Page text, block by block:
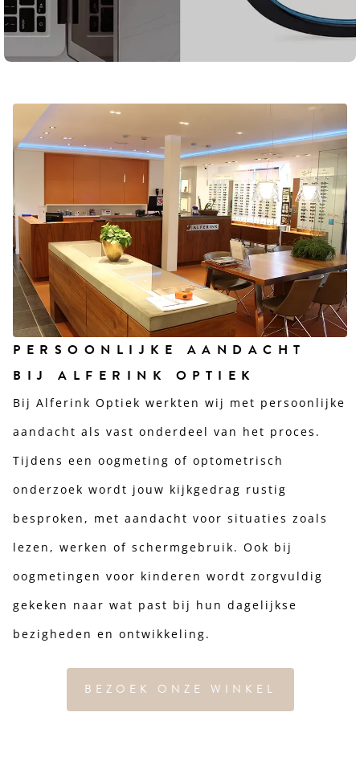
PERSOONLIJKE AANDACHT
BIJ ALFERINK OPTIEK
Bij Alferink Optiek werkten wij met persoonlijke
aandacht als vast onderdeel van het proces.
Tijdens een oogmeting of optometrisch
onderzoek wordt jouw kijkgedrag rustig
besproken, met aandacht voor situaties zoals
lezen, werken of schermgebruik. Ook bij
oogmetingen voor kinderen wordt zorgvuldig
gekeken naar wat past bij hun dagelijkse
bezigheden en ontwikkeling.
BEZOEK ONZE WINKEL